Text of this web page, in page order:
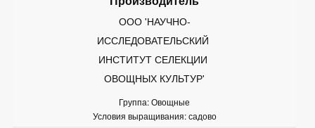
ООО 'НАУЧНО-
ИССЛЕДОВАТЕЛЬСКИЙ
ИНСТИТУТ СЕЛЕКЦИИ
ОВОЩНЫХ КУЛЬТУР'
Группа: Овощные
Условия выращивания: садово